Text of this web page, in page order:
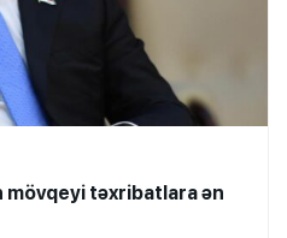
mövqeyi təxribatlara ən